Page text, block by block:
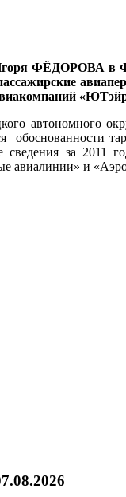
ФЁДОРОВА в
автономного
обоснованности
за 2011
авиалинии» и